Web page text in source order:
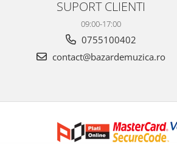
SUPORT CLIENTI
09:00-17:00
0755100402
contact@bazardemuzica.ro